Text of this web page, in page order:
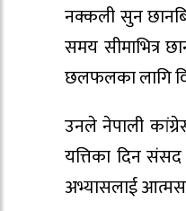
नक्कली सुन
समय सीमाभित्र
छलफलका लागि
उनले नेपाली
यत्तिका दिन
अभ्यासलाई